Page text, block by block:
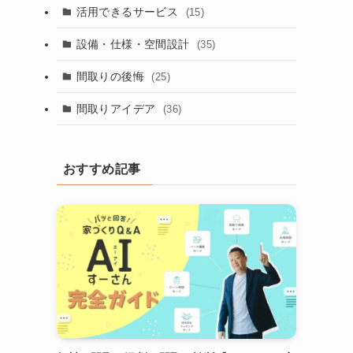
活用できるサービス (15)
設備・仕様・空間設計 (35)
間取りの後悔 (25)
間取りアイデア (36)
おすすめ記事